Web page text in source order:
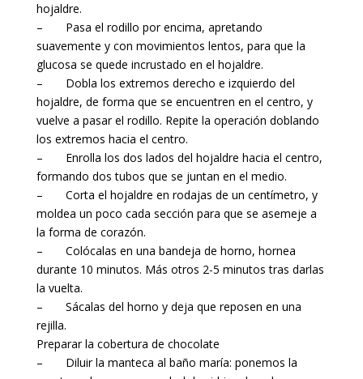
hojaldre.
– Pasa el rodillo por encima, apretando
suavemente y con movimientos lentos, para que la
glucosa se quede incrustado en el hojaldre.
– Dobla los extremos derecho e izquierdo del
hojaldre, de forma que se encuentren en el centro, y
vuelve a pasar el rodillo. Repite la operación doblando
los extremos hacia el centro.
– Enrolla los dos lados del hojaldre hacia el centro,
formando dos tubos que se juntan en el medio.
– Corta el hojaldre en rodajas de un centímetro, y
moldea un poco cada sección para que se asemeje a
la forma de corazón.
– Colócalas en una bandeja de horno, hornea
durante 10 minutos. Más otros 2-5 minutos tras darlas
la vuelta.
– Sácalas del horno y deja que reposen en una
rejilla.
Preparar la cobertura de chocolate
– Diluir la manteca al baño maría: ponemos la